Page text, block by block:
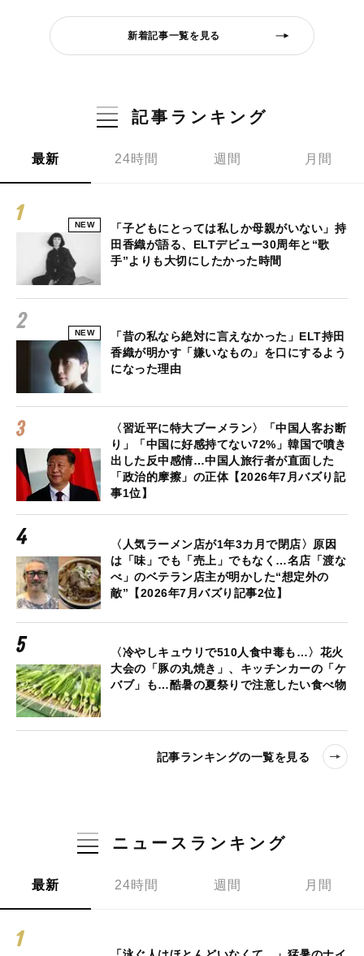
新着記事一覧を見る
記事ランキング
最新 24時間 週間 月間
NEW
「子どもにとっては私しか母親がいない」持
田香織が語る、ELTデビュー30周年と“歌
手”よりも大切にしたかった時間
NEW
「昔の私なら絶対に言えなかった」ELT持田
香織が明かす「嫌いなもの」を口にするよう
になった理由
〈習近平に特大ブーメラン〉「中国人客お断
り」「中国に好感持てない72%」韓国で噴き
出した反中感情…中国人旅行者が直面した
「政治的摩擦」の正体【2026年7月バズり記
事1位】
〈人気ラーメン店が1年3カ月で閉店〉原因
は「味」でも「売上」でもなく…名店「渡な
べ」のベテラン店主が明かした“想定外の
敵”【2026年7月バズり記事2位】
〈冷やしキュウリで510人食中毒も…〉花火
大会の「豚の丸焼き」、キッチンカーの「ケ
バブ」も…酷暑の夏祭りで注意したい食べ物
記事ランキングの一覧を見る
ニュースランキング
最新 24時間 週間 月間